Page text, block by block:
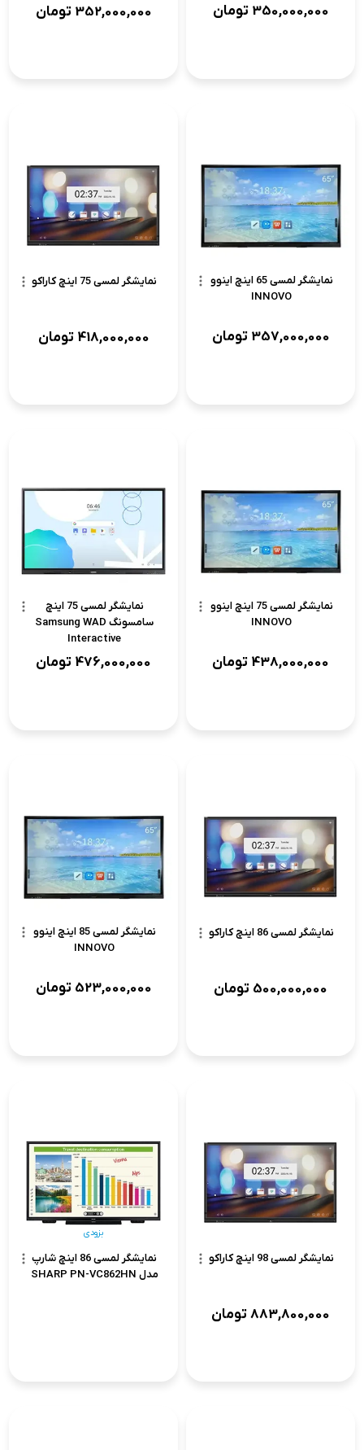
350,000,000 تومان 352,000,000 تومان
نمایشگر لمسی 65 اینچ اینوو
INNOVO
357,000,000 تومان
نمایشگر لمسی 75 اینچ کاراکو
418,000,000 تومان
نمایشگر لمسی 75 اینچ اینوو
INNOVO
438,000,000 تومان
نمایشگر لمسی 75 اینچ
سامسونگ Samsung WAD
Interactive
476,000,000 تومان
نمایشگر لمسی 86 اینچ کاراکو
500,000,000 تومان
نمایشگر لمسی 85 اینچ اینوو
INNOVO
523,000,000 تومان
نمایشگر لمسی 98 اینچ کاراکو
883,800,000تومان
نمایشگر لمسی 86 اینچ شارپ
مدل SHARP PN-VC862HN
بزودی